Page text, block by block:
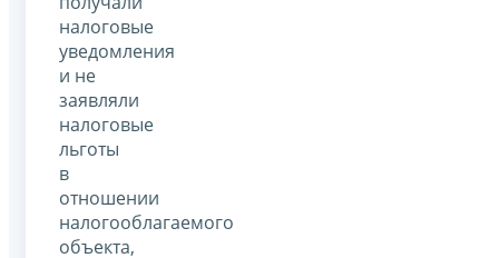
налоговые
уведомления
и не
заявляли
налоговые
льготы
в
отношении
налогооблагаемого
объекта,